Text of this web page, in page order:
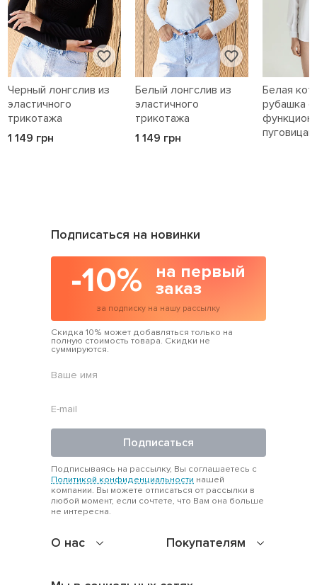
Черный лонгслив из
эластичного
трикотажа
1 149 грн
Белый лонгслив из
эластичного
трикотажа
1 149 грн
Белая
рубашка с
О нас Покупателям
Подписаться на новинки
-10%
на первый
заказ
за подписку на нашу рассылку
Скидка 10% может добавляться только на
полную стоимость товара. Скидки не
суммируются.
Подписаться
Подписываясь на рассылку, Вы соглашаетесь с
Политикой конфиденциальности нашей
компании. Вы можете отписаться от рассылки в
любой момент, если сочтете, что Вам она больше
не интересна.